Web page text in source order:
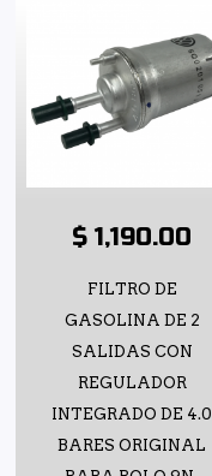
$ 1,190.00
FILTRO DE
GASOLINA DE 2
SALIDAS CON
REGULADOR
INTEGRADO DE 4.0
BARES ORIGINAL